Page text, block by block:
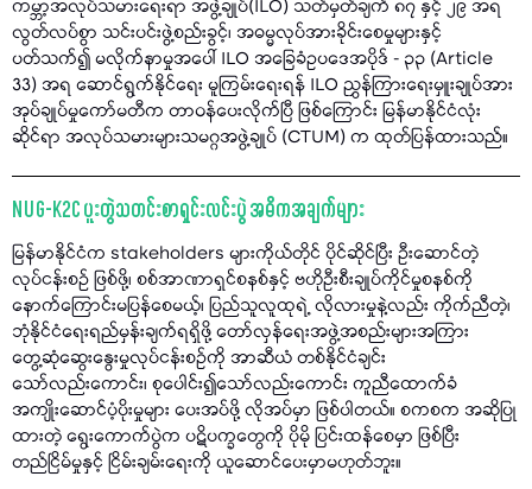
ကမ္ဘာ့အလုပ်သမားရေးရာ အဖွဲ့ချုပ်(ILO) သတ်မှတ်ချက် ၈၇ နှင့် ၂၉ အရ
လွတ်လပ်စွာ သင်းပင်းဖွဲ့စည်းခွင့်၊ အဓမ္မလုပ်အားခိုင်းစေမှုများနှင့်
ပတ်သက်၍ မလိုက်နာမှုအပေါ် ILO အခြေခံဥပဒေအပိုဒ် - ၃၃ (Article
33) အရ ဆောင်ရွက်နိုင်ရေး မူကြမ်းရေးရန် ILO ညွှန်ကြားရေးမှူးချုပ်အား
အုပ်ချုပ်မှုကော်မတီက တာဝန်ပေးလိုက်ပြီ ဖြစ်ကြောင်း မြန်မာနိုင်ငံလုံး
ဆိုင်ရာ အလုပ်သမားများသမဂ္ဂအဖွဲ့ချုပ် (CTUM) က ထုတ်ပြန်ထားသည်။
NUG-K2C ပူးတွဲသတင်းစာရှင်းလင်းပွဲ အဓိကအချက်များ
မြန်မာနိုင်ငံက stakeholders များကိုယ်တိုင် ပိုင်ဆိုင်ပြီး ဦးဆောင်တဲ့
လုပ်ငန်းစဉ် ဖြစ်ဖို့၊ စစ်အာဏာရှင်စနစ်နှင့် ဗဟိုဦးစီးချုပ်ကိုင်မှုစနစ်ကို
နောက်ကြောင်းမပြန်စေမယ့်၊ ပြည်သူလူထုရဲ့ လိုလားမှုနဲ့လည်း ကိုက်ညီတဲ့၊
ဘုံနိုင်ငံရေးရည်မှန်းချက်ရရှိဖို့ တော်လှန်ရေးအဖွဲ့အစည်းများအကြား
တွေ့ဆုံဆွေးနွေးမှုလုပ်ငန်းစဥ်ကို အာဆီယံ တစ်နိုင်ငံချင်း
သော်လည်းကောင်း၊ စုပေါင်း၍သော်လည်းကောင်း ကူညီထောက်ခံ
အကျိုးဆောင်ပံ့ပိုးမှုများ ပေးအပ်ဖို့ လိုအပ်မှာ ဖြစ်ပါတယ်။ စကစက အဆိုပြု
ထားတဲ့ ရွေးကောက်ပွဲက ပဋိပက္ခတွေကို ပိုမို ပြင်းထန်စေမှာ ဖြစ်ပြီး
တည်ငြိမ်မှုနှင့် ငြိမ်းချမ်းရေးကို ယူဆောင်ပေးမှာမဟုတ်ဘူး။